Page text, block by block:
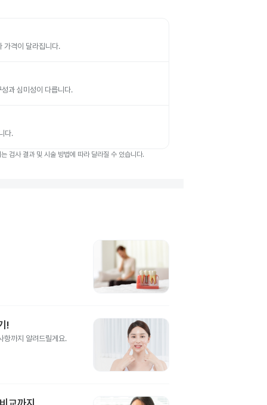
가격이 달라집니다.
과 심미성이 다릅니다.
다.
검사 결과 및 시술 방법에 따라 달라질 수 있습니다.
!
항까지 알려드릴게요.